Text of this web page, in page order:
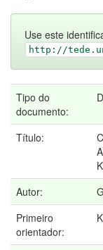
Use este
http://
Tipo do
documento:
Título:
Autor:
Primeiro
orientador: